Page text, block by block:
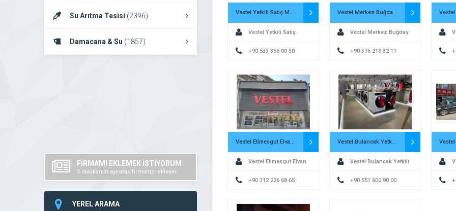
Su Arıtma Tesisi (2396)
Damacana & Su (1857)
FİRMAMI EKLEMEK İSTİYORUM
5 dakikanızı ayırarak firmanızı ekleyin..
YEREL ARAMA
Vestel Yetkili Satış Mağazası Şahinoğulları Ticaret
Vestel Yetkili Satış
Mağazası Şahinoğulları
+90 533 355 00 30
Vestel Merkez Buğday Pazarı Yetkili Satış Mağazası – Selci DTM
Vestel Merkez Buğday
Pazarı Yetkili Satış
+90 376 213 32 11 Yetkili
Vestel Etimesgut Elvan Yetkili Satış Mağazası – İki Grup
Vestel Etimesgut Elvan
Yetkili Satış Mağazası – İki
+90 312 226 68 65
Vestel Bulancak Yetkili Satış Mağazası – Uzun DTM
Vestel Bulancak Yetkili
Satış Mağazası – Uzun DTM
+90 551 600 90 00 Ünal